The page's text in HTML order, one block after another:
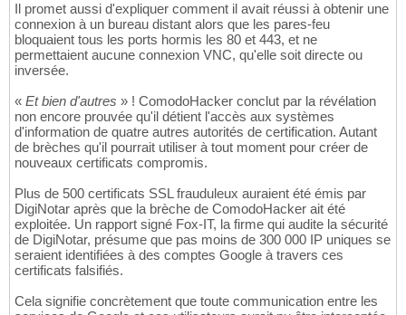
Il promet aussi d'expliquer comment il avait réussi à obtenir une
connexion à un bureau distant alors que les pares-feu
bloquaient tous les ports hormis les 80 et 443, et ne
permettaient aucune connexion VNC, qu'elle soit directe ou
inversée.
« Et bien d'autres » ! ComodoHacker conclut par la révélation
non encore prouvée qu'il détient l'accès aux systèmes
d'information de quatre autres autorités de certification. Autant
de brèches qu'il pourrait utiliser à tout moment pour créer de
nouveaux certificats compromis.
Plus de 500 certificats SSL frauduleux auraient été émis par
DigiNotar après que la brèche de ComodoHacker ait été
exploitée. Un rapport signé Fox-IT, la firme qui audite la sécurité
de DigiNotar, présume que pas moins de 300 000 IP uniques se
seraient identifiées à des comptes Google à travers ces
certificats falsifiés.
Cela signifie concrètement que toute communication entre les